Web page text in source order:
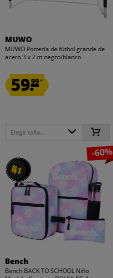
MUWO
MUWO Portería de fútbol grande de
acero 3 x 2 m negro/blanco
59.99*
Elegir talla...
4x
4x
-60%
Bench
Bench BACK TO SCHOOL Niño